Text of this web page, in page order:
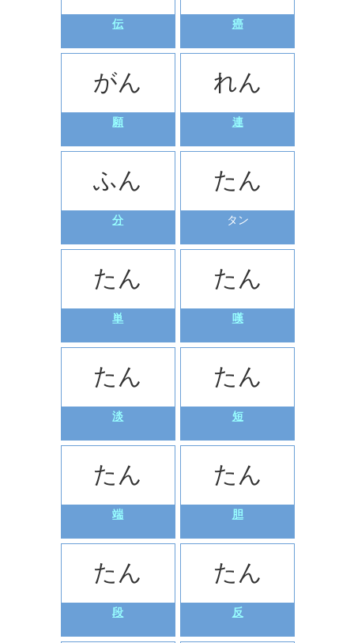
伝 癌
がん
願
れん
連
ふん
分
たん
タン
たん
単
たん
嘆
たん
淡
たん
短
たん
端
たん
胆
たん
段
たん
反